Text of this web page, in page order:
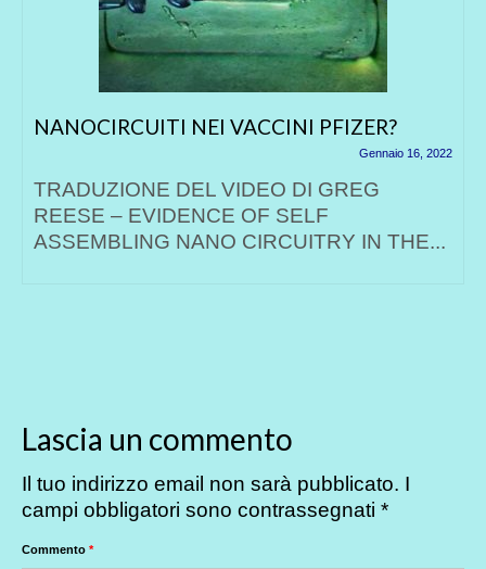
NANOCIRCUITI NEI VACCINI PFIZER?
Gennaio 16, 2022
TRADUZIONE DEL VIDEO DI GREG
REESE – EVIDENCE OF SELF
ASSEMBLING NANO CIRCUITRY IN THE...
Lascia un commento
Il tuo indirizzo email non sarà pubblicato. I
campi obbligatori sono contrassegnati *
Commento *